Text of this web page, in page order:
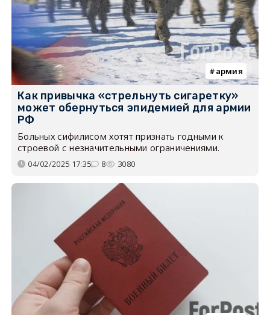
армия
Как привычка «стрельнуть сигаретку»
может обернуться эпидемией для армии
РФ
Больных сифилисом хотят признать годными к
строевой с незначительными ограничениями.
04/02/2025 17:35 8 3080